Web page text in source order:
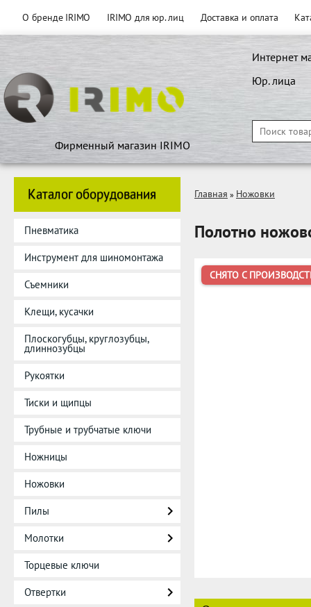
О бренде IRIMO IRIMO для юр. лиц Доставка и оплата
Фирменный магазин IRIMO
Интернет
Юр. лица
Каталог оборудования
Пневматика
Инструмент для шиномонтажа
Съемники
Клещи, кусачки
Плоскогубцы, круглозубцы,
длиннозубцы
Рукоятки
Тиски и щипцы
Трубные и трубчатые ключи
Ножницы
Ножовки
Пилы
Молотки
Торцевые ключи
Отвертки
Главная » Ножовки
Полотно
СНЯТО С